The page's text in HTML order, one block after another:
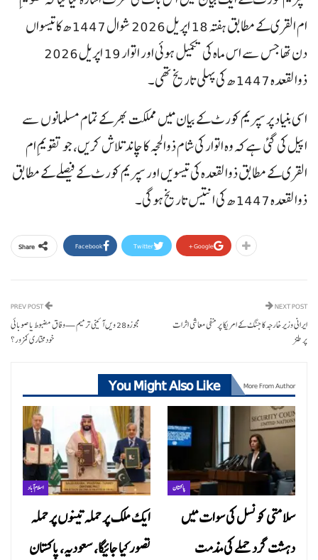
ام القری کے مطابق ہفتہ 18 اپریل 2026 شوال 1447ھ کا تیسواں
دن تھا جس سے اس ماہ کی تکمیل ہوئی اور اتوار 19 اپریل 2026
ذوالقعدہ 1447ھ کی پہلی تاریخ تھی۔
اسی بنیاد پر سپریم کورٹ کے بیان میں مملکت بھر کے تمام مسلمانوں سے
اپیل کی گئی ہے کہ وہ اتوار کی شام ذوالحجہ کا چاند تلاش کریں، جو تقویمِ ام
القری کے مطابق ذوالقعدہ کی تیسویں اور سپریم کورٹ کے فیصلے کے مطابق
ذوالقعدہ 1447ھ کی انتیس تاریخ ہو گی۔
Share Facebook Twitter Google+
مجوزہ 28 ویں آئینی ترمیم — وفاق مضبوط یا صوبائی
خودمختاری کمزور؟
NEXT POST
ایرانی وزیر خارجہ کا جنگ کے امریکا پر منفی معاشی اثرات
پر طنز
You Might Also Like More From Author
اسلام آباد
ایک ملک پر حملہ تینوں پر حملہ
تصور کیا جائیگا، سعودیہ، پاکستان
پاکستان
سلامتی کونسل کی سوات میں
دہشت گرد حملے کی مذمت